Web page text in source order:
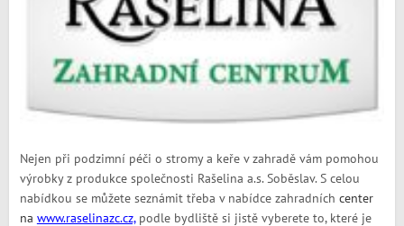
Nejen při podzimní péči o stromy a keře v zahradě vám pomohou
výrobky z produkce společnosti Rašelina a.s. Soběslav. S celou
nabídkou se můžete seznámit třeba v nabídce zahradních center
na www.raselinazc.cz, podle bydliště si jistě vyberete to, které je